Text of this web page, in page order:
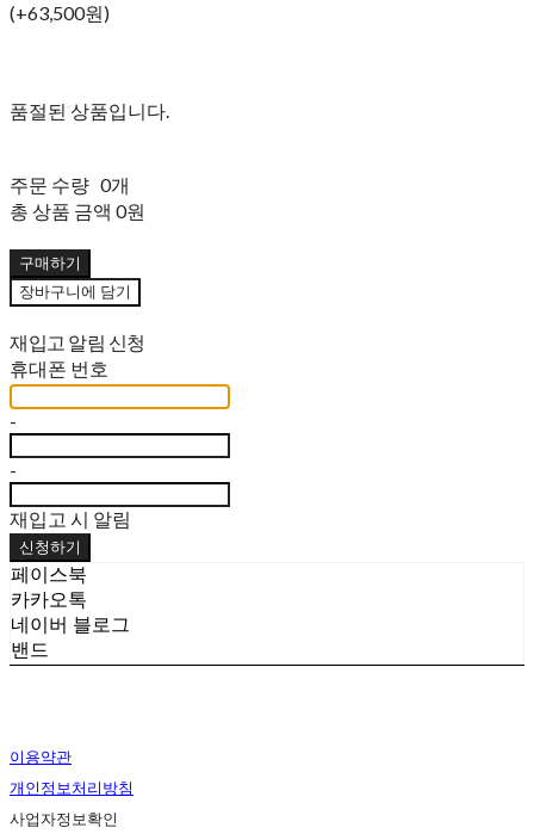
(+63,500원)
품절된 상품입니다.
주문 수량 0개
총 상품 금액 0원
구매하기
장바구니에 담기
재입고 알림 신청
휴대폰 번호
-
-
재입고 시 알림
신청하기
페이스북
카카오톡
네이버 블로그
밴드
이용약관
개인정보처리방침
사업자정보확인